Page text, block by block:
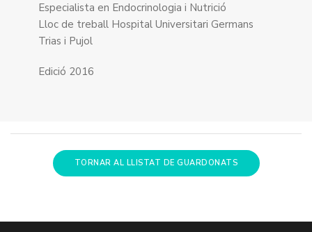
Especialista en Endocrinologia i Nutrició
Lloc de treball Hospital Universitari Germans
Trias i Pujol
Edició 2016
TORNAR AL LLISTAT DE GUARDONATS